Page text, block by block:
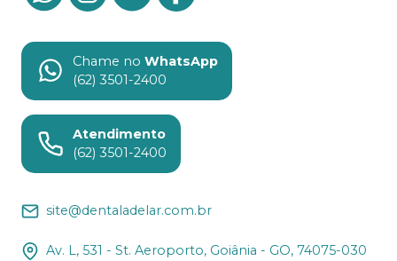
Chame no WhatsApp
(62) 3501-2400
Atendimento
(62) 3501-2400
site@dentaladelar.com.br
Av. L, 531 - St. Aeroporto, Goiânia - GO, 74075-030